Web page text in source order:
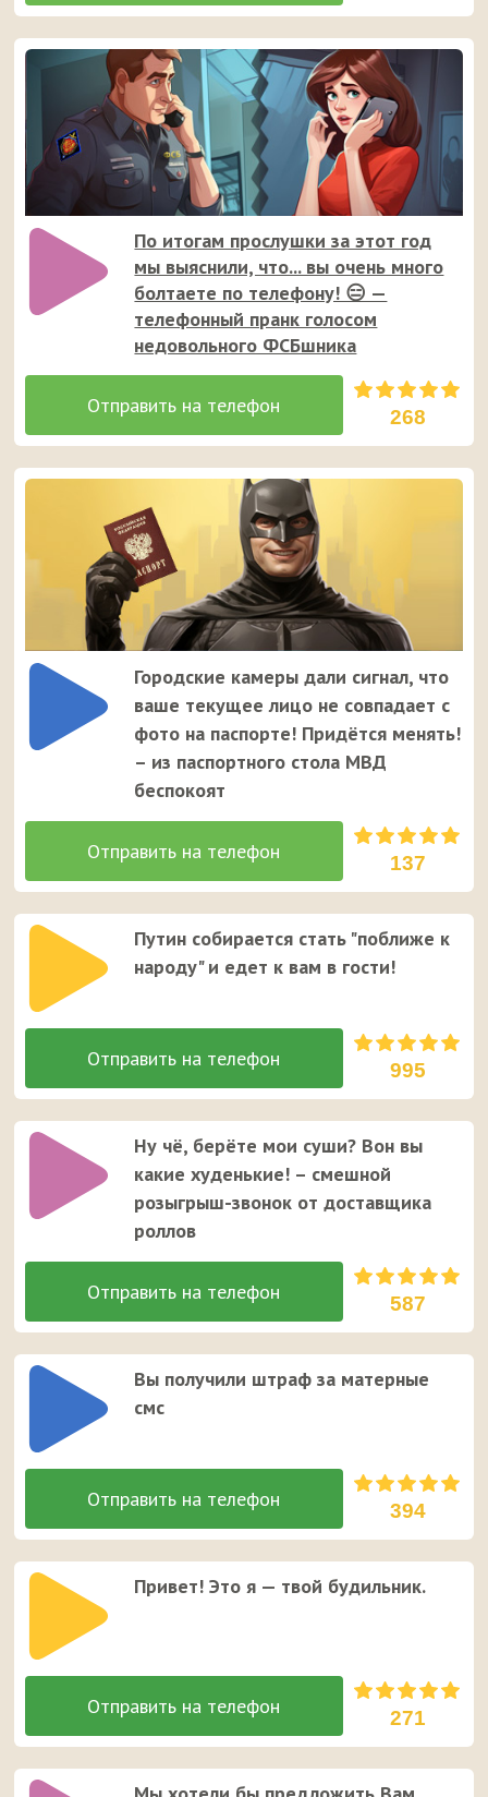
По итогам прослушки за этот год
мы выяснили, что... вы очень много
болтаете по телефону! 😑 —
телефонный пранк голосом
недовольного ФСБшника
268
Городские камеры дали сигнал, что
ваше текущее лицо не совпадает с
фото на паспорте! Придётся менять!
– из паспортного стола МВД
беспокоят
137
Путин собирается стать "поближе к
народу" и едет к вам в гости!
995
Ну чё, берёте мои суши? Вон вы
какие худенькие! – смешной
розыгрыш-звонок от доставщика
роллов
587
Вы получили штраф за матерные
смс
394
Привет! Это я — твой будильник.
271